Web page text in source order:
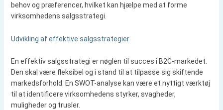
behov og præferencer, hvilket kan hjælpe med at forme
virksomhedens salgsstrategi.
Udvikling af effektive salgsstrategier
En effektiv salgsstrategi er nøglen til succes i B2C-markedet.
Den skal være fleksibel og i stand til at tilpasse sig skiftende
markedsforhold. En SWOT-analyse kan være et nyttigt værktøj
til at identificere virksomhedens styrker, svagheder,
muligheder og trusler.